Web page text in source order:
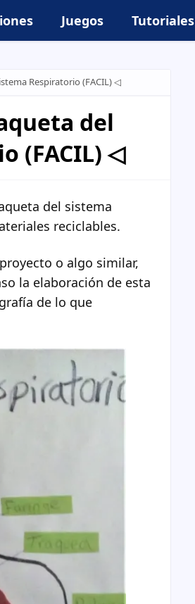
Juegos Tutoriales
Respiratorio (FACIL) ◁
del
(FACIL) ◁
del sistema
reciclables.
o algo similar,
la elaboración de esta
de lo que